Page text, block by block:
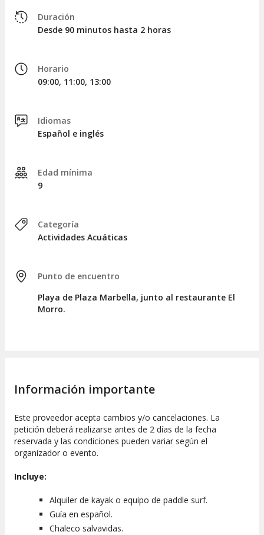
sido el refugio de algún pirata?
Luego de haber descubierto los tesoros de esta pequeña isla,
hora y media de aventura.
Duración
Desde 90 minutos hasta 2 horas
Horario
09:00, 11:00, 13:00
Idiomas
Español e inglés
Edad mínima
9
Categoría
Actividades Acuáticas
Punto de encuentro
Playa de Plaza Marbella, junto al restaurante El
Morro.
Información importante
Este proveedor acepta cambios y/o cancelaciones. La
petición deberá realizarse antes de 2 días de la fecha
reservada y las condiciones pueden variar según el
organizador o evento.
Incluye:
Alquiler de kayak o equipo de paddle surf.
Guía en español.
Chaleco salvavidas.